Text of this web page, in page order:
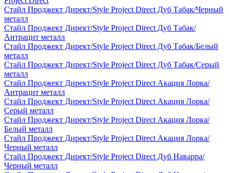
Стайл Проджект Директ/Style Project Direct Дуб Табак/Черный
металл
Стайл Проджект Директ/Style Project Direct Дуб Табак/
Антрацит металл
Стайл Проджект Директ/Style Project Direct Дуб Табак/Белый
металл
Стайл Проджект Директ/Style Project Direct Дуб Табак/Серый
металл
Стайл Проджект Директ/Style Project Direct Акация Лорка/
Антрацит металл
Стайл Проджект Директ/Style Project Direct Акация Лорка/
Серый металл
Стайл Проджект Директ/Style Project Direct Акация Лорка/
Белый металл
Стайл Проджект Директ/Style Project Direct Акация Лорка/
Черный металл
Стайл Проджект Директ/Style Project Direct Дуб Наварра/
Черный металл